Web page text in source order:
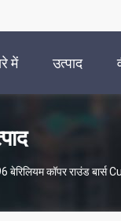
में उत्पाद
कॉपर राउंड बार्स